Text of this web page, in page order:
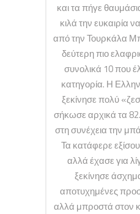
και τα πήγε
κιλά την ευκαιρία
από την Τουρκάλα
δεύτερη πιο
συνολικά 10 που
κατηγορία. Η
ξεκίνησε πολύ
σήκωσε αρχικά τα
στη συνέχεια την
Τα κατάφερε
αλλά έχασε για
ξεκίνησε
αποτυχημένες
αλλά μπροστά στον